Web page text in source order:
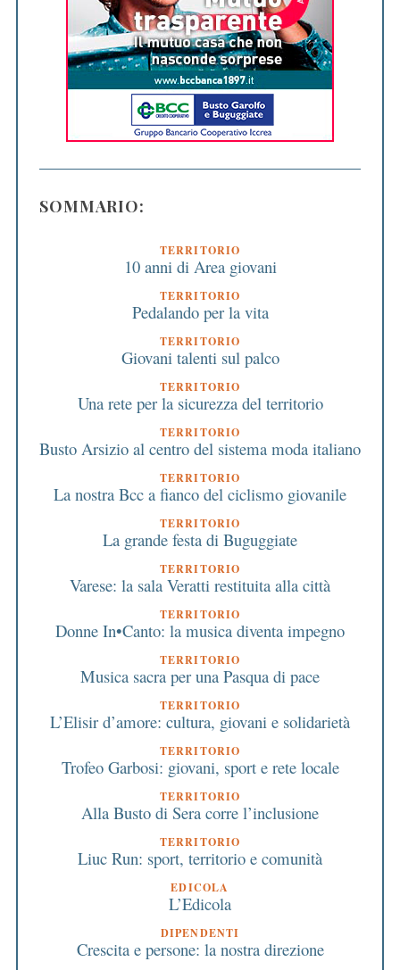
SOMMARIO:
TERRITORIO
10 anni di Area giovani
TERRITORIO
Pedalando per la vita
TERRITORIO
Giovani talenti sul palco
TERRITORIO
Una rete per la sicurezza del territorio
TERRITORIO
Busto Arsizio al centro del sistema moda italiano
TERRITORIO
La nostra Bcc a fianco del ciclismo giovanile
TERRITORIO
La grande festa di Buguggiate
TERRITORIO
Varese: la sala Veratti restituita alla città
TERRITORIO
Donne In•Canto: la musica diventa impegno
TERRITORIO
Musica sacra per una Pasqua di pace
TERRITORIO
L’Elisir d’amore: cultura, giovani e solidarietà
TERRITORIO
Trofeo Garbosi: giovani, sport e rete locale
TERRITORIO
Alla Busto di Sera corre l’inclusione
TERRITORIO
Liuc Run: sport, territorio e comunità
EDICOLA
L’Edicola
DIPENDENTI
Crescita e persone: la nostra direzione